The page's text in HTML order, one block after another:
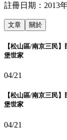
註冊日期： 2013
文章 關於
【松山區/南京三民
堡世家
04/21
【松山區/南京三民
堡世家
04/21